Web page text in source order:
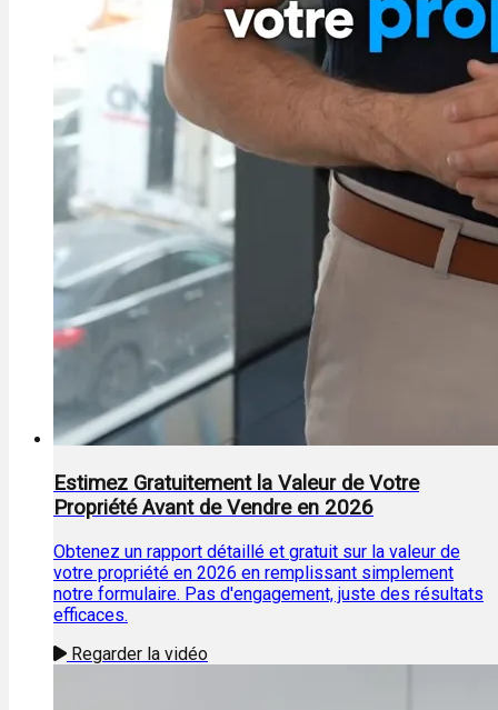
Estimez Gratuitement la Valeur de Votre
Propriété Avant de Vendre en 2026
Obtenez un rapport détaillé et gratuit sur la valeur de
votre propriété en 2026 en remplissant simplement
notre formulaire. Pas d'engagement, juste des résultats
efficaces.
Regarder la vidéo